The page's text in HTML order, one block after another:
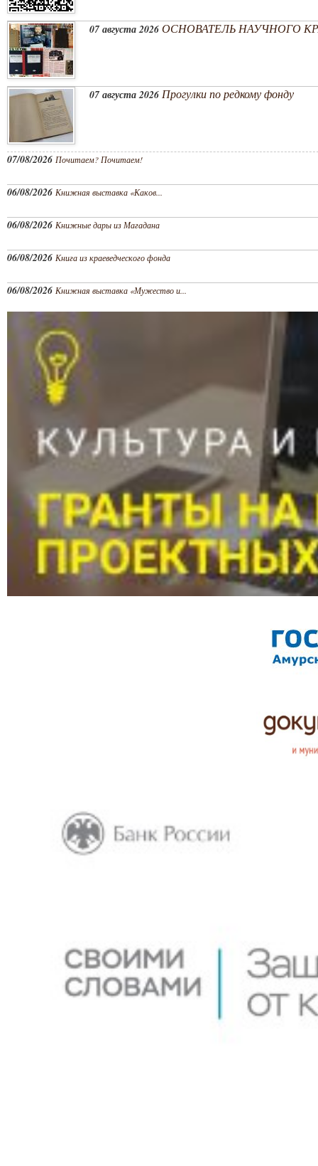
07 августа 2026 ОСНОВАТЕЛЬ НАУЧНОГО
07 августа 2026 Прогулки по редкому фонду
07/08/2026 Почитаем? Почитаем!
06/08/2026 Книжная выставка «Каков...
06/08/2026 Книжные дары из Магадана
06/08/2026 Книга из краеведческого фонда
06/08/2026 Книжная выставка «Мужество и...